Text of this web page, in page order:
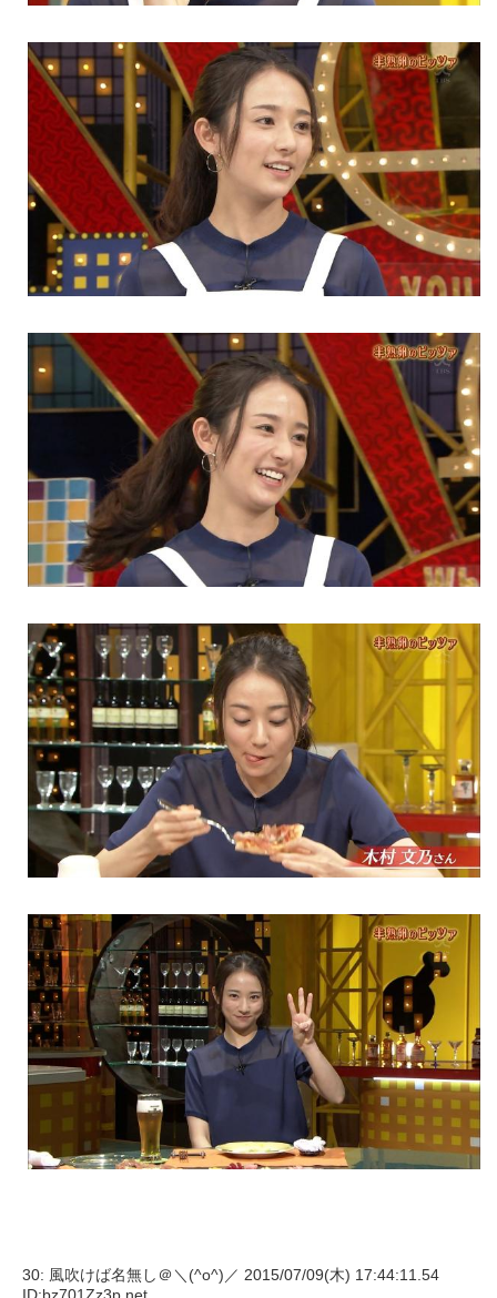
30: 風吹けば名無し＠＼(^o^)／ 2015/07/09(木) 17:44:11.54
ID:bz701Zz3p.net